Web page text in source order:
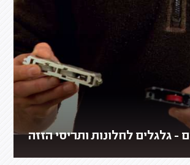
- גלגלים לחלונות ותריסי הזזה